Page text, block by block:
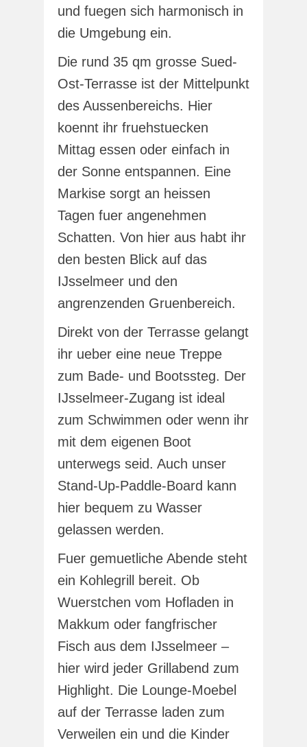
und fuegen sich harmonisch in
die Umgebung ein.
Die rund 35 qm grosse Sued-
Ost-Terrasse ist der Mittelpunkt
des Aussenbereichs. Hier
koennt ihr fruehstuecken
Mittag essen oder einfach in
der Sonne entspannen. Eine
Markise sorgt an heissen
Tagen fuer angenehmen
Schatten. Von hier aus habt ihr
den besten Blick auf das
IJsselmeer und den
angrenzenden Gruenbereich.
Direkt von der Terrasse gelangt
ihr ueber eine neue Treppe
zum Bade- und Bootssteg. Der
IJsselmeer-Zugang ist ideal
zum Schwimmen oder wenn ihr
mit dem eigenen Boot
unterwegs seid. Auch unser
Stand-Up-Paddle-Board kann
hier bequem zu Wasser
gelassen werden.
Fuer gemuetliche Abende steht
ein Kohlegrill bereit. Ob
Wuerstchen vom Hofladen in
Makkum oder fangfrischer
Fisch aus dem IJsselmeer –
hier wird jeder Grillabend zum
Highlight. Die Lounge-Moebel
auf der Terrasse laden zum
Verweilen ein und die Kinder